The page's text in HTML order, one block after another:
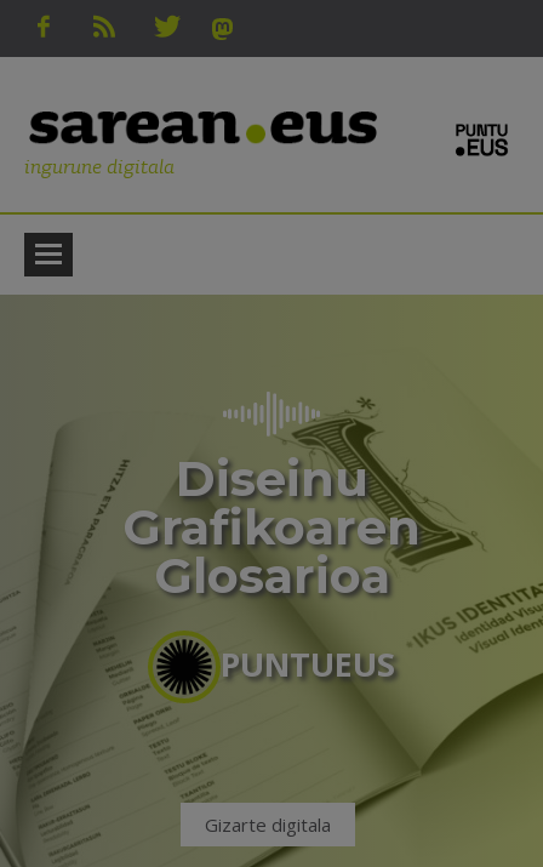
ingurune digitala
Diseinu
Grafikoaren
Glosarioa
PUNTUEUS
Gizarte digitala